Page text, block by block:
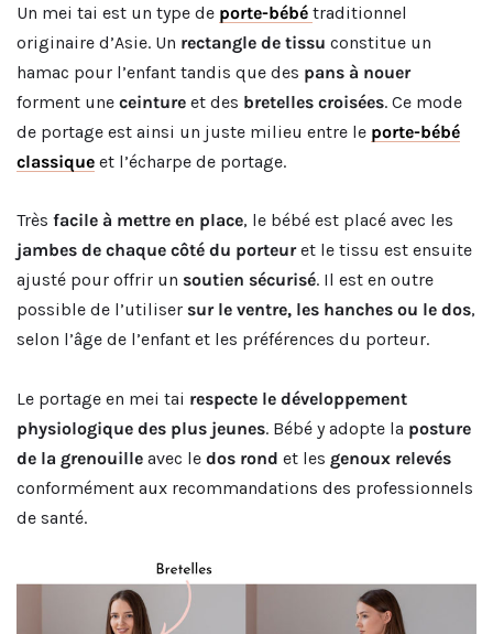
Un mei tai est un type de porte-bébé traditionnel
originaire d’Asie. Un rectangle de tissu constitue un
hamac pour l’enfant tandis que des pans à nouer
forment une ceinture et des bretelles croisées. Ce mode
de portage est ainsi un juste milieu entre le porte-bébé
classique et l’écharpe de portage.
Très facile à mettre en place, le bébé est placé avec les
jambes de chaque côté du porteuret le tissu est ensuite
ajusté pour offrir un soutien sécurisé. Il est en outre
possible de l’utiliser sur le ventre, les hanches ou le dos,
selon l’âge de l’enfant et les préférences du porteur.
Le portage en mei tai respecte le développement
physiologique des plus jeunes. Bébé y adopte la posture
de la grenouille avec le dos rond et les genoux relevés
conformément aux recommandations des professionnels
de santé.